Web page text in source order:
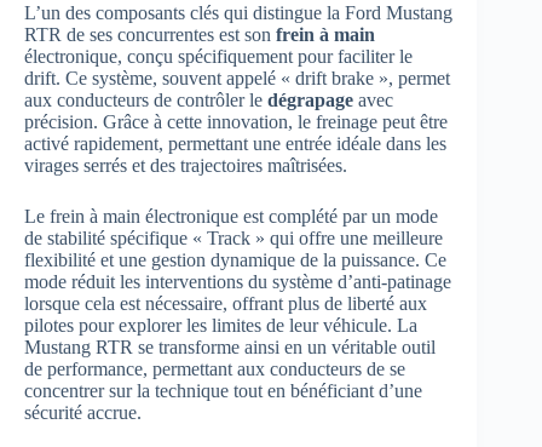
L’un des composants clés qui distingue la Ford Mustang
RTR de ses concurrentes est son frein à main
électronique, conçu spécifiquement pour faciliter le
drift. Ce système, souvent appelé « drift brake », permet
aux conducteurs de contrôler le dégrapage avec
précision. Grâce à cette innovation, le freinage peut être
activé rapidement, permettant une entrée idéale dans les
virages serrés et des trajectoires maîtrisées.
Le frein à main électronique est complété par un mode
de stabilité spécifique « Track » qui offre une meilleure
flexibilité et une gestion dynamique de la puissance. Ce
mode réduit les interventions du système d’anti-patinage
lorsque cela est nécessaire, offrant plus de liberté aux
pilotes pour explorer les limites de leur véhicule. La
Mustang RTR se transforme ainsi en un véritable outil
de performance, permettant aux conducteurs de se
concentrer sur la technique tout en bénéficiant d’une
sécurité accrue.